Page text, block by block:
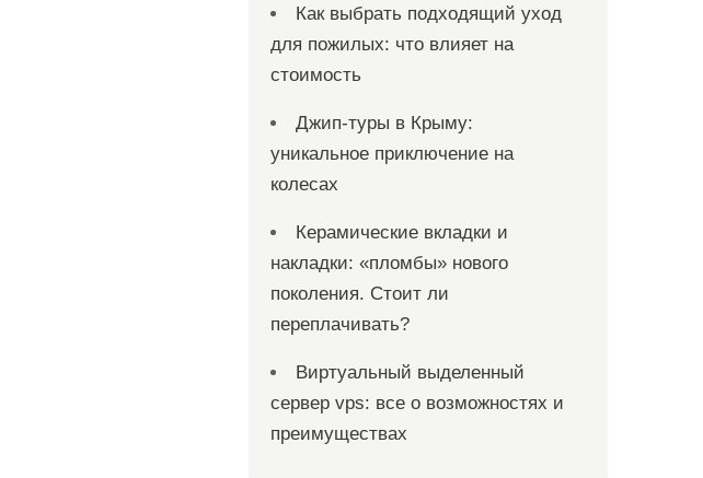
Как выбрать подходящий уход
для пожилых: что влияет на
стоимость
Джип-туры в Крыму:
уникальное приключение на
колесах
Керамические вкладки и
накладки: «пломбы» нового
поколения. Стоит ли
переплачивать?
Виртуальный выделенный
сервер vps: все о возможностях и
преимуществах